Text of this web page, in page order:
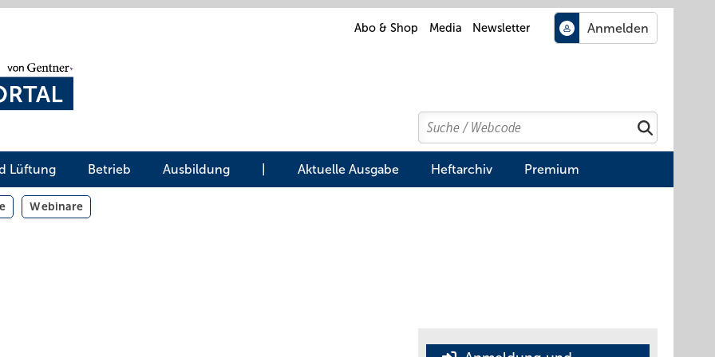
Abo & Shop Media Newsletter
Search
Suchen
Lüftung Betrieb Ausbildung Aktuelle Ausgabe Heftarchiv Premium
Webinare